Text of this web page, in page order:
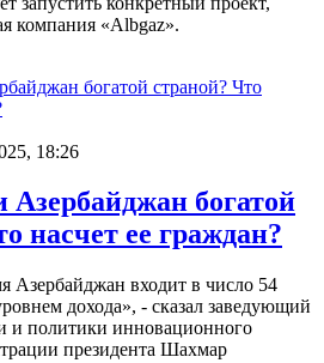
компания «Albgaz».
18:26
Азербайджан богатой
насчет ее граждан?
Азербайджан входит в число 54
дохода», - сказал заведующий
и политики инновационного
президента Шахмар